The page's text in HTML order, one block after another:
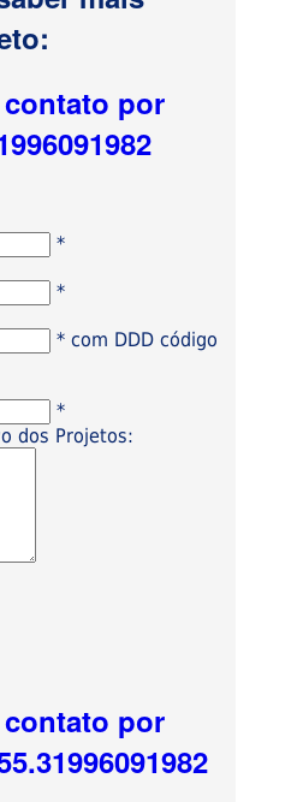
por
*
*
* com DDD código
*
dos Projetos:
por